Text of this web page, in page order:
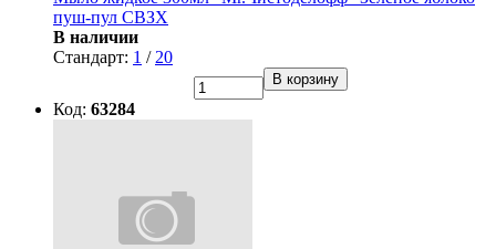
пуш-пул СВЗХ
В наличии
Стандарт: 1 / 20
В корзину
Код: 63284